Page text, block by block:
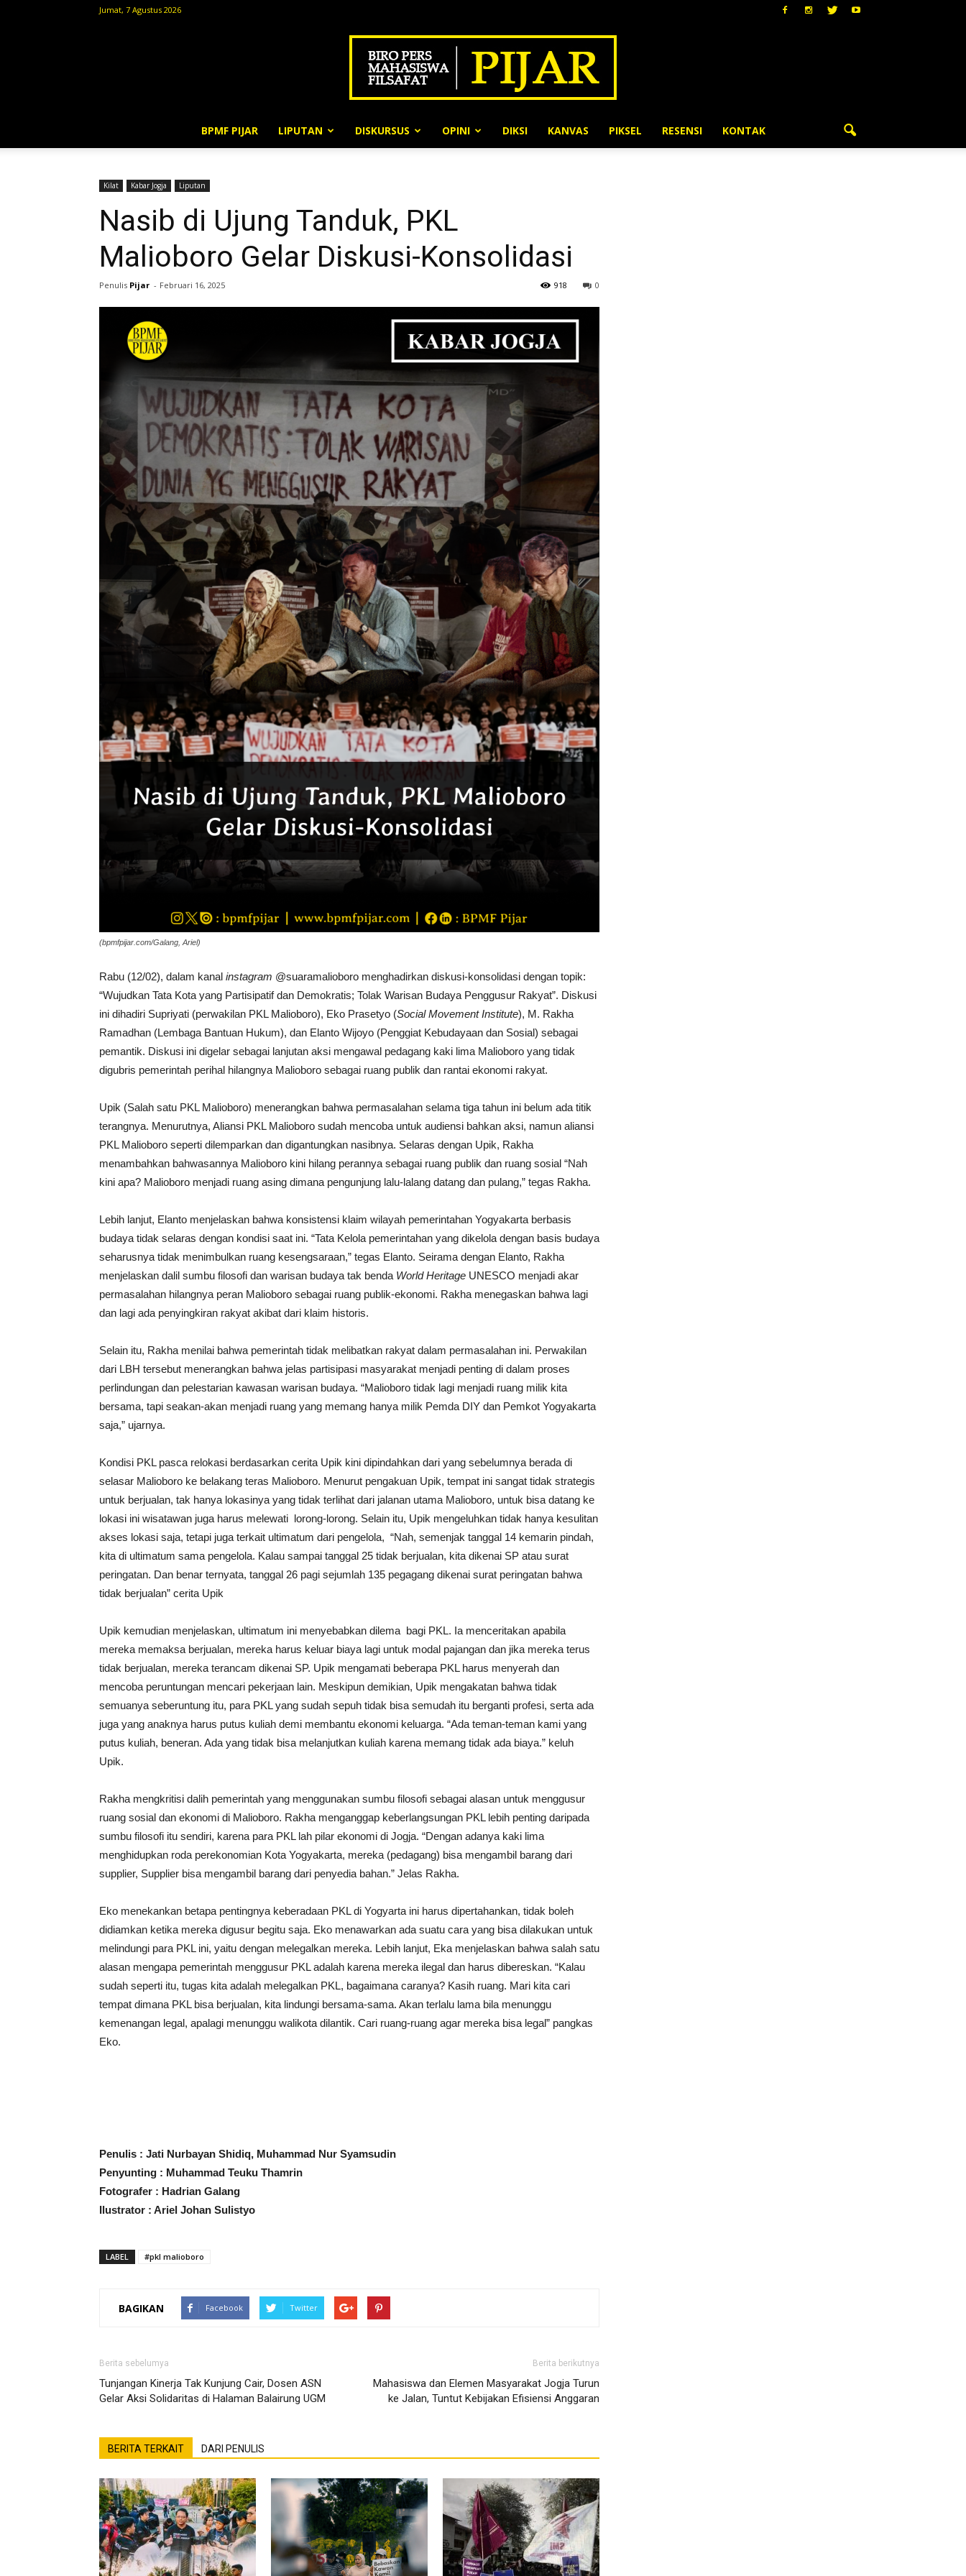
Jumat, 7 Agustus 2026
BPMF
BPMF PIJAR LIPUTAN DISKURSUS OPINI DIKSI KANVAS PIKSEL RESENSI KONTAK
Kilat Kabar Jogja Liputan
Nasib di Ujung Tanduk, PKL
Malioboro Gelar Diskusi-Konsolidasi
Penulis Pijar - Februari 16, 2025 0
918
(bpmfpijar.com/Galang, Ariel)
Rabu (12/02), dalam kanal instagram @suaramalioboro menghadirkan diskusi-konsolidasi dengan topik:
“Wujudkan Tata Kota yang Partisipatif dan Demokratis; Tolak Warisan Budaya Penggusur Rakyat”. Diskusi
ini dihadiri Supriyati (perwakilan PKL Malioboro), Eko Prasetyo (Social Movement Institute), M. Rakha
Ramadhan (Lembaga Bantuan Hukum), dan Elanto Wijoyo (Penggiat Kebudayaan dan Sosial) sebagai
pemantik. Diskusi ini digelar sebagai lanjutan aksi mengawal pedagang kaki lima Malioboro yang tidak
digubris pemerintah perihal hilangnya Malioboro sebagai ruang publik dan rantai ekonomi rakyat.
Upik (Salah satu PKL Malioboro) menerangkan bahwa permasalahan selama tiga tahun ini belum ada titik
terangnya. Menurutnya, Aliansi PKL Malioboro sudah mencoba untuk audiensi bahkan aksi, namun aliansi
PKL Malioboro seperti dilemparkan dan digantungkan nasibnya. Selaras dengan Upik, Rakha
menambahkan bahwasannya Malioboro kini hilang perannya sebagai ruang publik dan ruang sosial “Nah
kini apa? Malioboro menjadi ruang asing dimana pengunjung lalu-lalang datang dan pulang,” tegas Rakha.
Lebih lanjut, Elanto menjelaskan bahwa konsistensi klaim wilayah pemerintahan Yogyakarta berbasis
budaya tidak selaras dengan kondisi saat ini. “Tata Kelola pemerintahan yang dikelola dengan basis budaya
seharusnya tidak menimbulkan ruang kesengsaraan,” tegas Elanto. Seirama dengan Elanto, Rakha
menjelaskan dalil sumbu filosofi dan warisan budaya tak benda World Heritage UNESCO menjadi akar
permasalahan hilangnya peran Malioboro sebagai ruang publik-ekonomi. Rakha menegaskan bahwa lagi
dan lagi ada penyingkiran rakyat akibat dari klaim historis.
Selain itu, Rakha menilai bahwa pemerintah tidak melibatkan rakyat dalam permasalahan ini. Perwakilan
dari LBH tersebut menerangkan bahwa jelas partisipasi masyarakat menjadi penting di dalam proses
perlindungan dan pelestarian kawasan warisan budaya. “Malioboro tidak lagi menjadi ruang milik kita
bersama, tapi seakan-akan menjadi ruang yang memang hanya milik Pemda DIY dan Pemkot Yogyakarta
saja,” ujarnya.
Kondisi PKL pasca relokasi berdasarkan cerita Upik kini dipindahkan dari yang sebelumnya berada di
selasar Malioboro ke belakang teras Malioboro. Menurut pengakuan Upik, tempat ini sangat tidak strategis
untuk berjualan, tak hanya lokasinya yang tidak terlihat dari jalanan utama Malioboro, untuk bisa datang ke
lokasi ini wisatawan juga harus melewati lorong-lorong. Selain itu, Upik mengeluhkan tidak hanya kesulitan
akses lokasi saja, tetapi juga terkait ultimatum dari pengelola, “Nah, semenjak tanggal 14 kemarin pindah,
kita di ultimatum sama pengelola. Kalau sampai tanggal 25 tidak berjualan, kita dikenai SP atau surat
peringatan. Dan benar ternyata, tanggal 26 pagi sejumlah 135 pegagang dikenai surat peringatan bahwa
tidak berjualan” cerita Upik
Upik kemudian menjelaskan, ultimatum ini menyebabkan dilema bagi PKL. Ia menceritakan apabila
mereka memaksa berjualan, mereka harus keluar biaya lagi untuk modal pajangan dan jika mereka terus
tidak berjualan, mereka terancam dikenai SP. Upik mengamati beberapa PKL harus menyerah dan
mencoba peruntungan mencari pekerjaan lain. Meskipun demikian, Upik mengakatan bahwa tidak
semuanya seberuntung itu, para PKL yang sudah sepuh tidak bisa semudah itu berganti profesi, serta ada
juga yang anaknya harus putus kuliah demi membantu ekonomi keluarga. “Ada teman-teman kami yang
putus kuliah, beneran. Ada yang tidak bisa melanjutkan kuliah karena memang tidak ada biaya.” keluh
Upik.
Rakha mengkritisi dalih pemerintah yang menggunakan sumbu filosofi sebagai alasan untuk menggusur
ruang sosial dan ekonomi di Malioboro. Rakha menganggap keberlangsungan PKL lebih penting daripada
sumbu filosofi itu sendiri, karena para PKL lah pilar ekonomi di Jogja. “Dengan adanya kaki lima
menghidupkan roda perekonomian Kota Yogyakarta, mereka (pedagang) bisa mengambil barang dari
supplier, Supplier bisa mengambil barang dari penyedia bahan.” Jelas Rakha.
Eko menekankan betapa pentingnya keberadaan PKL di Yogyarta ini harus dipertahankan, tidak boleh
didiamkan ketika mereka digusur begitu saja. Eko menawarkan ada suatu cara yang bisa dilakukan untuk
melindungi para PKL ini, yaitu dengan melegalkan mereka. Lebih lanjut, Eka menjelaskan bahwa salah satu
alasan mengapa pemerintah menggusur PKL adalah karena mereka ilegal dan harus dibereskan. “Kalau
sudah seperti itu, tugas kita adalah melegalkan PKL, bagaimana caranya? Kasih ruang. Mari kita cari
tempat dimana PKL bisa berjualan, kita lindungi bersama-sama. Akan terlalu lama bila menunggu
kemenangan legal, apalagi menunggu walikota dilantik. Cari ruang-ruang agar mereka bisa legal” pangkas
Eko.
Penulis : Jati Nurbayan Shidiq, Muhammad Nur Syamsudin
Penyunting : Muhammad Teuku Thamrin
Fotografer : Hadrian Galang
Ilustrator : Ariel Johan Sulistyo
LABEL #pkl malioboro
BAGIKAN Facebook Twitter
Berita sebelumya
Tunjangan Kinerja Tak Kunjung Cair, Dosen ASN
Gelar Aksi Solidaritas di Halaman Balairung UGM
Berita berikutnya
Mahasiswa dan Elemen Masyarakat Jogja Turun
ke Jalan, Tuntut Kebijakan Efisiensi Anggaran
BERITA TERKAIT DARI PENULIS